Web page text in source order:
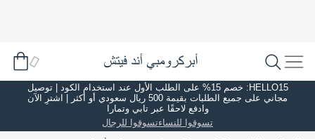
HELLO15: خصم 15% على الطلب الأول عند استخدام الكود | توصيل
مجاني على جميع الطلبات بقيمة 500 ريال سعودي أو أكثر | اشترِ الآن
وادفع لاحقًا عبر تابي وتمارا
تسوقوا للنساءتسوقوا للرجال